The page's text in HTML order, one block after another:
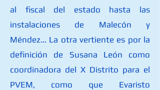
al fiscal del estado hasta las
instalaciones de Malecón y
Méndez… La otra vertiente es por la
definición de Susana León como
coordinadora del X Distrito para el
PVEM, como que Evaristo